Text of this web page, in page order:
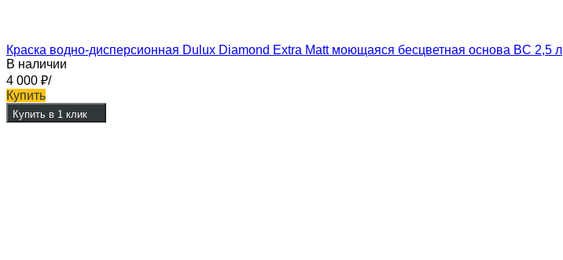
Краска водно-дисперсионная Dulux Diamond Extra Matt моющаяся бесцветная основа BC 2,5 л
В наличии
4 000 ₽/
Купить
Купить в 1 клик